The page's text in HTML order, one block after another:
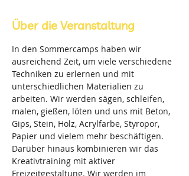
Über die Veranstaltung
In den Sommercamps haben wir
ausreichend Zeit, um viele verschiedene
Techniken zu erlernen und mit
unterschiedlichen Materialien zu
arbeiten. Wir werden sägen, schleifen,
malen, gießen, löten und uns mit Beton,
Gips, Stein, Holz, Acrylfarbe, Styropor,
Papier und vielem mehr beschäftigen.
Darüber hinaus kombinieren wir das
Kreativtraining mit aktiver
Freizeitgestaltung. Wir werden im